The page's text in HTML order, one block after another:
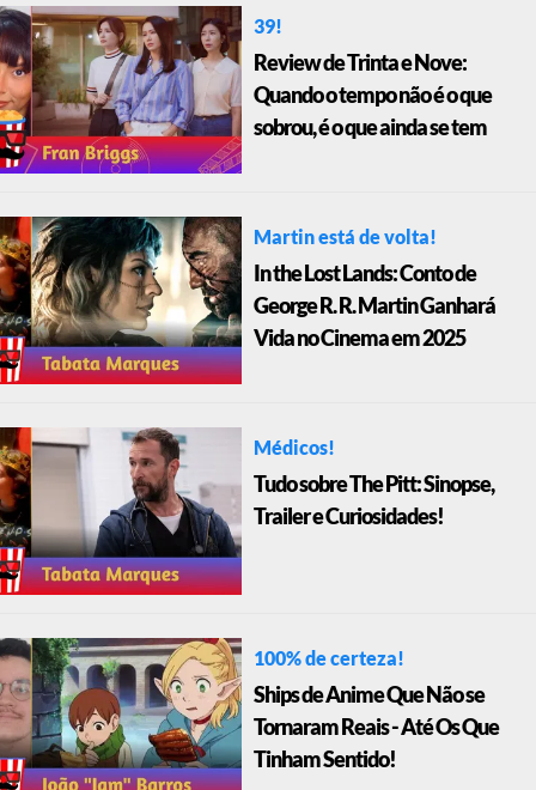
39!
Review de Trinta e Nove:
Quando o tempo não é o que
sobrou, é o que ainda se tem
Martin está de volta!
In the Lost Lands: Conto de
George R. R. Martin Ganhará
Vida no Cinema em 2025
Médicos!
Tudo sobre The Pitt: Sinopse,
Trailer e Curiosidades!
100% de certeza!
Ships de Anime Que Não se
Tornaram Reais - Até Os Que
Tinham Sentido!